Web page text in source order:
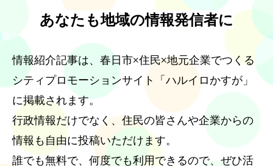
あなたも地域の情報発信者に
情報紹介記事は、春日市×住民×地元企業でつくる
シティプロモーションサイト「ハルイロかすが」
に掲載されます。
行政情報だけでなく、住民の皆さんや企業からの
情報も自由に投稿いただけます。
誰でも無料で、何度でも利用できるので、ぜひ活